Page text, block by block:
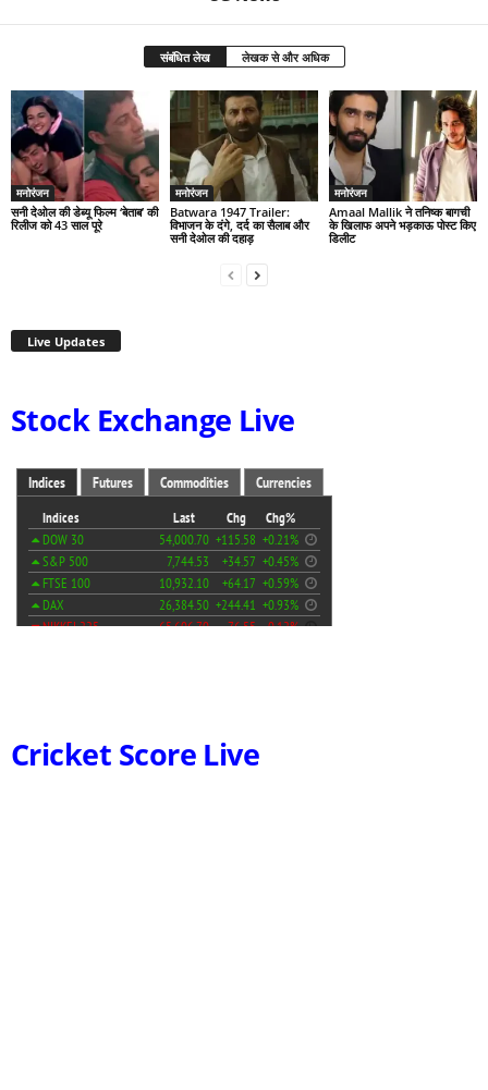
संबंधित लेख लेखक से और अधिक
मनोरंजन
सनी देओल की डेब्यू फिल्म ‘बेताब’ की
रिलीज को 43 साल पूरे
मनोरंजन
Batwara 1947 Trailer:
विभाजन के दंगे, दर्द का सैलाब और
सनी देओल की दहाड़
मनोरंजन
Amaal Mallik ने तनिष्क बागची
के खिलाफ अपने भड़काऊ पोस्ट किए
डिलीट
Live Updates
Stock Exchange Live
Cricket Score Live